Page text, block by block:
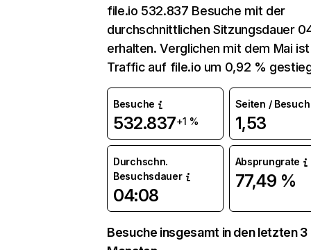
file.io 532.837 Besuche mit der
durchschnittlichen Sitzungsdauer
erhalten. Verglichen mit dem Mai
Traffic auf file.io um 0,92 %
Besuche
532.837+1 %
Seiten / Besuch
1,53
Durchschn.
Besuchsdauer
04:08
Absprungrate
77,49 %
Besuche insgesamt in den letzten 3